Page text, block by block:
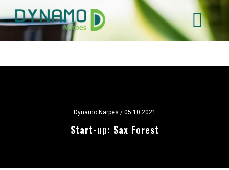
Hoppa
huvudinnehåll
Dynamo Närpes / 05.10.2021
Start-up: Sax Forest